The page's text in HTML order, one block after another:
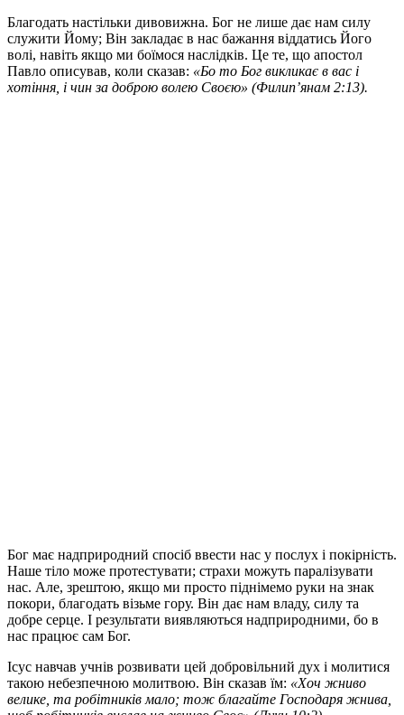
Благодать настільки дивовижна. Бог не лише дає нам силу
служити Йому; Він закладає в нас бажання віддатись Його
волі, навіть якщо ми боїмося наслідків. Це те, що апостол
Павло описував, коли сказав: «Бо то Бог викликає в вас і
хотіння, і чин за доброю волею Своєю» (Филип’янам 2:13).
Бог має надприродний спосіб ввести нас у послух і покірність.
Наше тіло може протестувати; страхи можуть паралізувати
нас. Але, зрештою, якщо ми просто піднімемо руки на знак
покори, благодать візьме гору. Він дає нам владу, силу та
добре серце. І результати виявляються надприродними, бо в
нас працює сам Бог.
Ісус навчав учнів розвивати цей добровільний дух і молитися
такою небезпечною молитвою. Він сказав їм: «Хоч жниво
велике, та робітників мало; тож благайте Господаря жнива,